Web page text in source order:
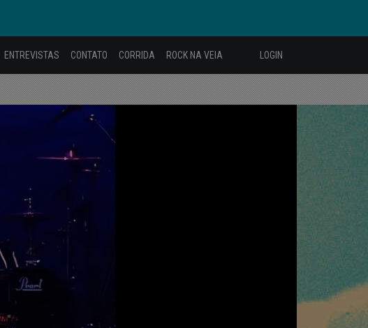
ENTREVISTAS CONTATO CORRIDA ROCK NA VEIA LOGIN